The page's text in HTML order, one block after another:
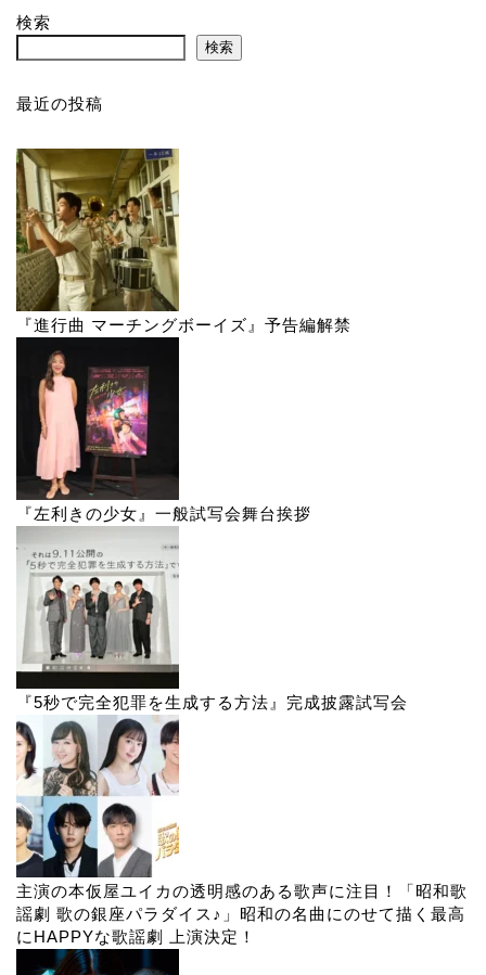
検索
検索
最近の投稿
『進行曲 マーチングボーイズ』予告編解禁
『左利きの少女』一般試写会舞台挨拶
『5秒で完全犯罪を生成する方法』完成披露試写会
主演の本仮屋ユイカの透明感のある歌声に注目！「昭和歌
謡劇 歌の銀座パラダイス♪」昭和の名曲にのせて描く最高
にHAPPYな歌謡劇 上演決定！